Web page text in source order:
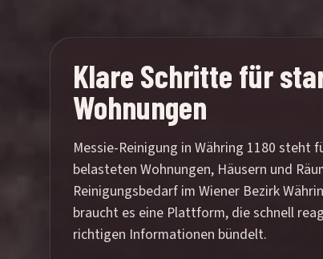
Klare Schritte für
Wohnungen
Messie-Reinigung in Währing 1180
belasteten Wohnungen, Häusern und
Reinigungsbedarf im Wiener Bezirk
braucht es eine Plattform, die schnell
richtigen Informationen bündelt.